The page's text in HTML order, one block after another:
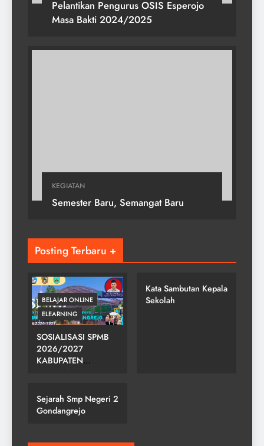
Pelantikan Pengurus OSIS Esperojo
Masa Bakti 2024/2025
KEGIATAN
Semester Baru, Semangat Baru
Posting Terbaru +
BELAJAR ONLINE
ELEARNING
SOSIALISASI SPMB
2026/2027
KABUPATEN
KARANGANYAR DI
GONDANGREJO
GONDANGREJO
Kata Sambutan Kepala
Sekolah
SMP NEGERI 2
Sejarah Smp Negeri 2
Gondangrejo